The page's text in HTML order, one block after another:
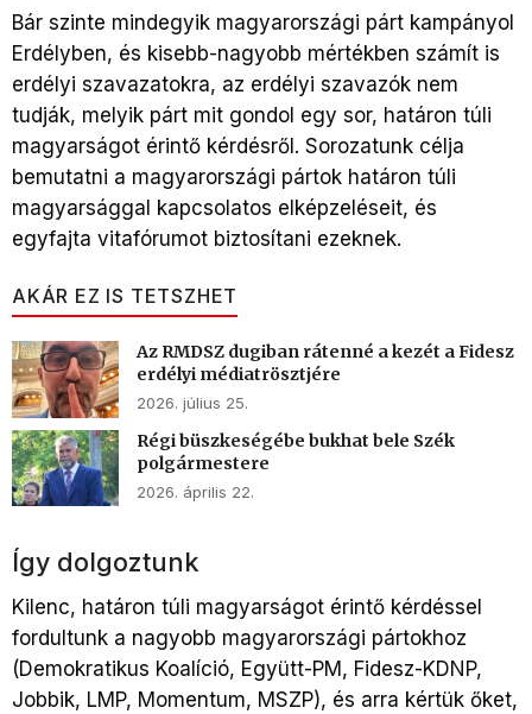
Bár szinte mindegyik magyarországi párt kampányol
Erdélyben, és kisebb-nagyobb mértékben számít is
erdélyi szavazatokra, az erdélyi szavazók nem
tudják, melyik párt mit gondol egy sor, határon túli
magyarságot érintő kérdésről. Sorozatunk célja
bemutatni a magyarországi pártok határon túli
magyarsággal kapcsolatos elképzeléseit, és
egyfajta vitafórumot biztosítani ezeknek.
AKÁR EZ IS TETSZHET
Az RMDSZ dugiban rátenné a kezét a Fidesz
erdélyi médiatrösztjére
2026. július 25.
Régi büszkeségébe bukhat bele Szék
polgármestere
2026. április 22.
Így dolgoztunk
Kilenc, határon túli magyarságot érintő kérdéssel
fordultunk a nagyobb magyarországi pártokhoz
(Demokratikus Koalíció, Együtt-PM, Fidesz-KDNP,
Jobbik, LMP, Momentum, MSZP), és arra kértük őket,